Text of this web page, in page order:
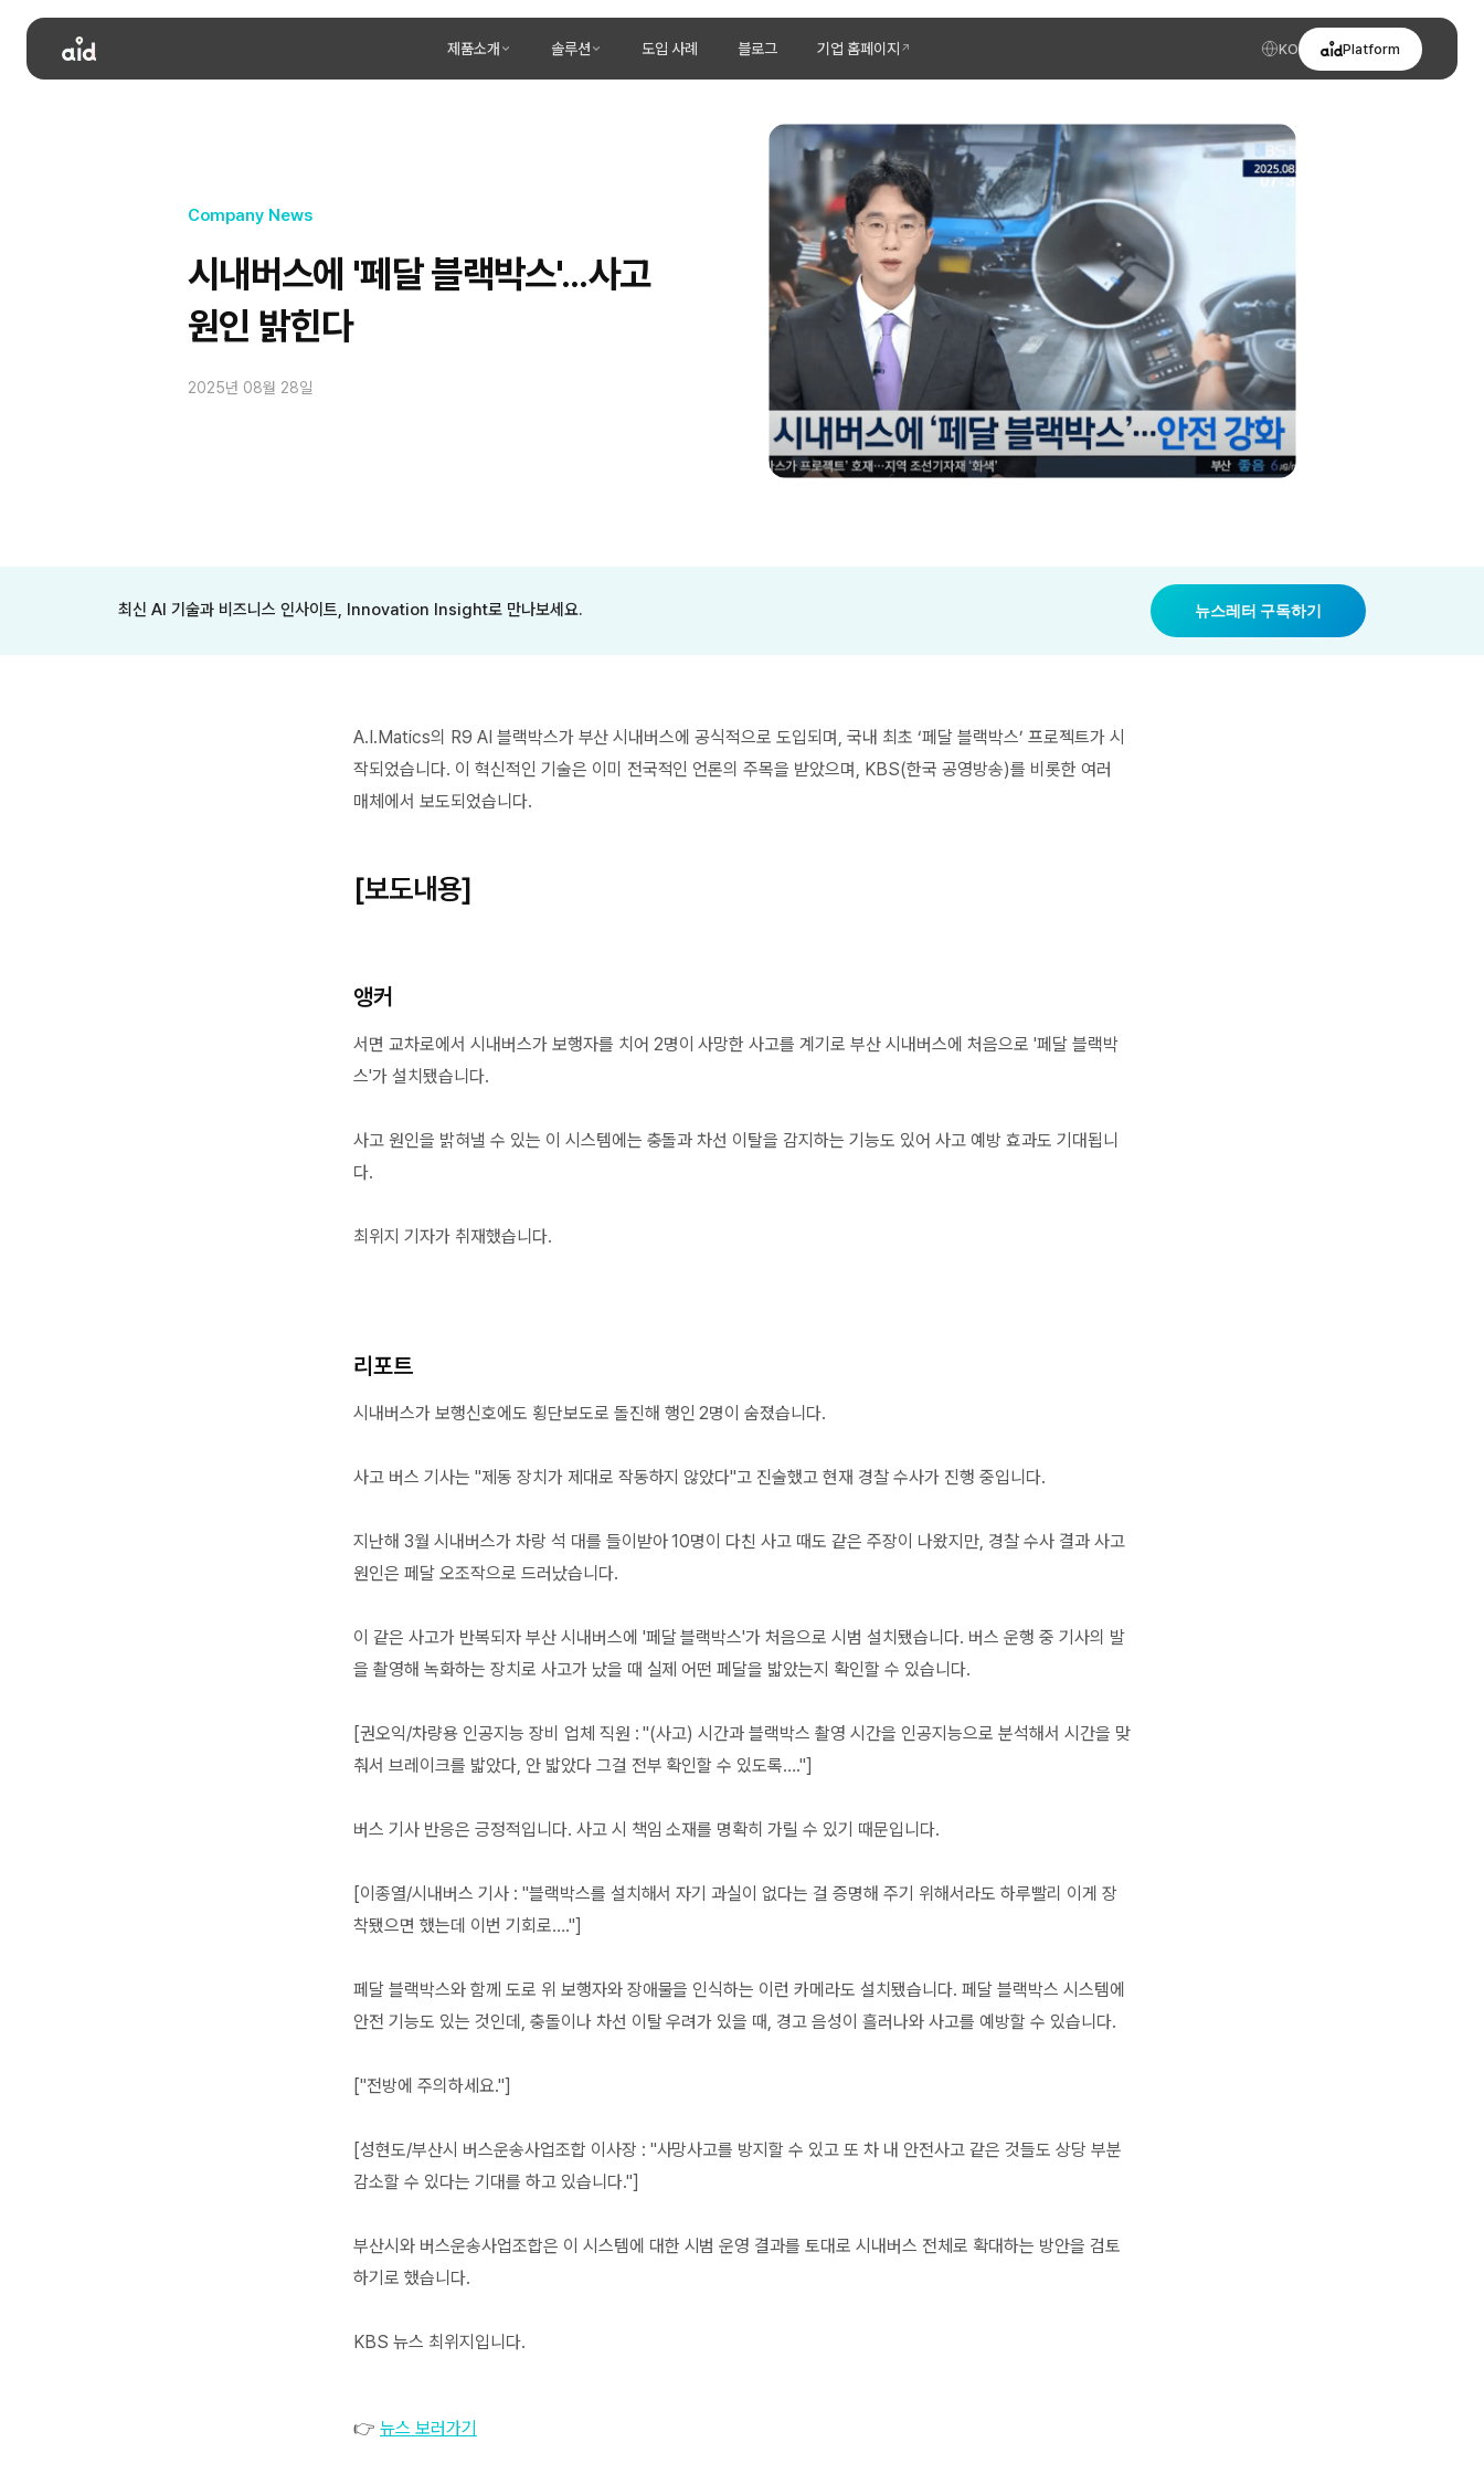
제품소개 솔루션 도입 사례 블로그 기업 홈페이지 KO Platform
Company News
시내버스에 '페달 블랙박스'...사고
원인 밝힌다
2025년 08월 28일
최신 AI 기술과 비즈니스 인사이트, Innovation Insight로 만나보세요. 뉴스레터 구독하기
A.I.Matics의 R9 AI 블랙박스가 부산 시내버스에 공식적으로 도입되며, 국내 최초 ‘페달 블랙박스’ 프로젝트가 시
작되었습니다. 이 혁신적인 기술은 이미 전국적인 언론의 주목을 받았으며, KBS(한국 공영방송)를 비롯한 여러
매체에서 보도되었습니다.
[보도내용]
앵커
서면 교차로에서 시내버스가 보행자를 치어 2명이 사망한 사고를 계기로 부산 시내버스에 처음으로 '페달 블랙박
스'가 설치됐습니다.
사고 원인을 밝혀낼 수 있는 이 시스템에는 충돌과 차선 이탈을 감지하는 기능도 있어 사고 예방 효과도 기대됩니
다.
최위지 기자가 취재했습니다.
리포트
시내버스가 보행신호에도 횡단보도로 돌진해 행인 2명이 숨졌습니다.
사고 버스 기사는 "제동 장치가 제대로 작동하지 않았다"고 진술했고 현재 경찰 수사가 진행 중입니다.
지난해 3월 시내버스가 차랑 석 대를 들이받아 10명이 다친 사고 때도 같은 주장이 나왔지만, 경찰 수사 결과 사고
원인은 페달 오조작으로 드러났습니다.
이 같은 사고가 반복되자 부산 시내버스에 '페달 블랙박스'가 처음으로 시범 설치됐습니다. 버스 운행 중 기사의 발
을 촬영해 녹화하는 장치로 사고가 났을 때 실제 어떤 페달을 밟았는지 확인할 수 있습니다.
[권오익/차량용 인공지능 장비 업체 직원 : "(사고) 시간과 블랙박스 촬영 시간을 인공지능으로 분석해서 시간을 맞
춰서 브레이크를 밟았다, 안 밟았다 그걸 전부 확인할 수 있도록…."]
버스 기사 반응은 긍정적입니다. 사고 시 책임 소재를 명확히 가릴 수 있기 때문입니다.
[이종열/시내버스 기사 : "블랙박스를 설치해서 자기 과실이 없다는 걸 증명해 주기 위해서라도 하루빨리 이게 장
착됐으면 했는데 이번 기회로…."]
페달 블랙박스와 함께 도로 위 보행자와 장애물을 인식하는 이런 카메라도 설치됐습니다. 페달 블랙박스 시스템에
안전 기능도 있는 것인데, 충돌이나 차선 이탈 우려가 있을 때, 경고 음성이 흘러나와 사고를 예방할 수 있습니다.
["전방에 주의하세요."]
[성현도/부산시 버스운송사업조합 이사장 : "사망사고를 방지할 수 있고 또 차 내 안전사고 같은 것들도 상당 부분
감소할 수 있다는 기대를 하고 있습니다."]
부산시와 버스운송사업조합은 이 시스템에 대한 시범 운영 결과를 토대로 시내버스 전체로 확대하는 방안을 검토
하기로 했습니다.
KBS 뉴스 최위지입니다.
👉 뉴스 보러가기